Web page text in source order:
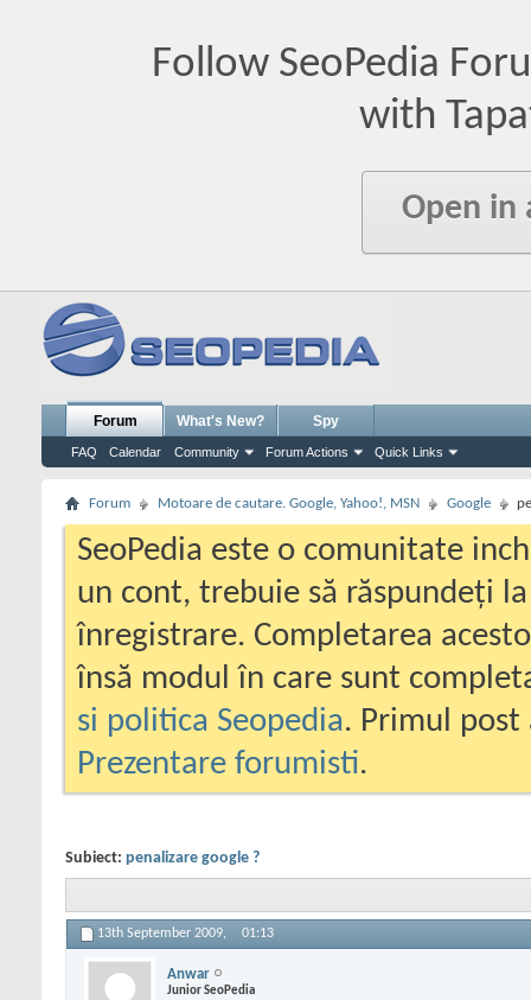
Follow SeoPedia
with
Open in
Forum
FAQ Calendar Community Forum Actions Quick Links
What's New? Spy
Forum Motoare de cautare. Google, Yahoo!, MSN Google
SeoPedia este o comunitate
un cont, trebuie să răspundeți
înregistrare. Completarea
însă modul în care sunt
si politica Seopedia. Primul
Prezentare forumisti.
Subiect: penalizare google ?
13th September 2009, 01:13
Anwar
Junior SeoPedia